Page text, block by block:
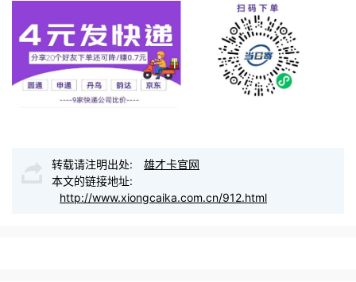
转载请注明出处:
雄才卡官网
本文的链接地址:
http://www.xiongcaika.com.cn/912.html